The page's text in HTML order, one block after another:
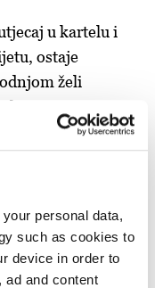
personal data,
such as cookies to
device in order to
ad and content
u kartelu i
ostaje
želi
kazniti
Kazahstana i
nafte približava
predvođeno
očekivanja da će